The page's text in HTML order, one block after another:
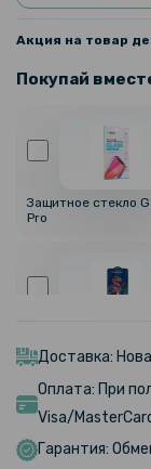
Акция на товар
Покупай
Защитное стекло
Pro
Защитное
Доставка:
Оплата: При
Visa/
Гарантия: